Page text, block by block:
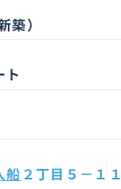
）
ト
船 ２丁目５－１１